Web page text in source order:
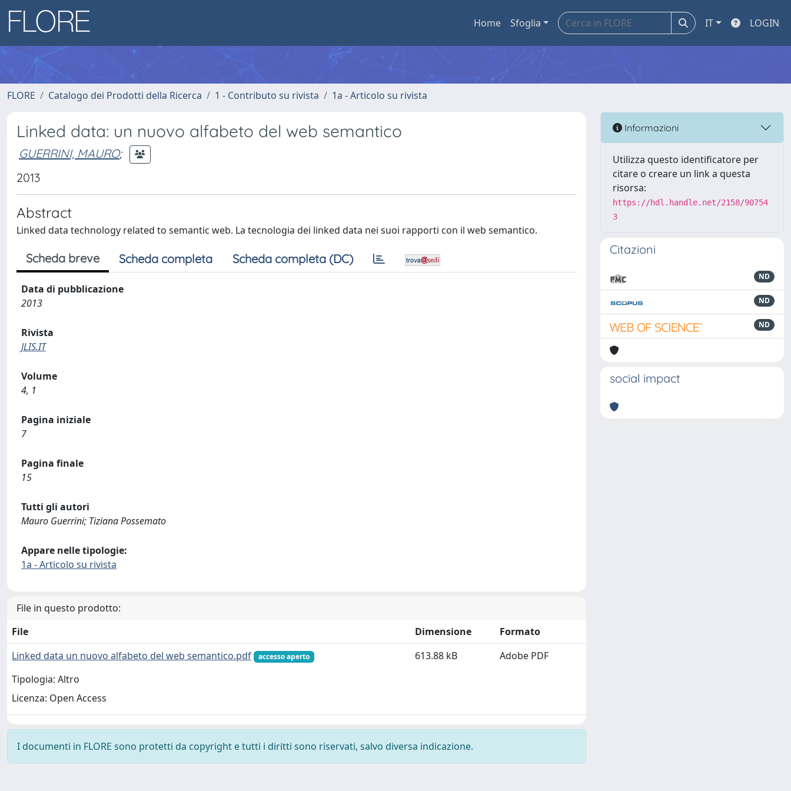
Home Sfoglia IT LOGIN
FLORE Catalogo dei Prodotti della Ricerca 1 - Contributo su rivista 1a - Articolo su rivista
Linked data: un nuovo alfabeto del web semantico
GUERRINI, MAURO;
2013
Abstract
Linked data technology related to semantic web. La tecnologia dei linked data nei suoi rapporti con il web semantico.
Scheda breve Scheda completa Scheda completa (DC)
Data di pubblicazione
2013
Rivista
JLIS.IT
Volume
4, 1
Pagina iniziale
7
Pagina finale
15
Tutti gli autori
Mauro Guerrini; Tiziana Possemato
Appare nelle tipologie:
1a - Articolo su rivista
File in questo prodotto:
File
Dimensione
Formato
Linked data un nuovo alfabeto del web semantico.pdf
accesso aperto
Tipologia: Altro
Licenza: Open Access
613.88 kB Adobe PDF
I documenti in FLORE sono protetti da copyright e tutti i diritti sono riservati, salvo diversa indicazione.
Informazioni
Utilizza questo identificatore per
citare o creare un link a questa
risorsa:
https://hdl.handle.net/2158/90754
3
Citazioni
ND
ND
ND
social impact